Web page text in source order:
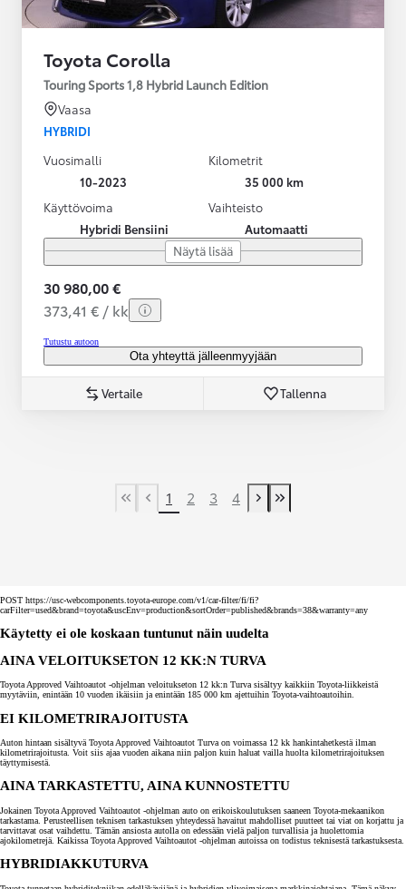
Toyota Corolla
Touring Sports 1,8 Hybrid Launch Edition
Vaasa
HYBRIDI
Vuosimalli
10-2023
Kilometrit
35 000 km
Käyttövoima
Hybridi Bensiini
Vaihteisto
Automaatti
Näytä lisää
30 980,00 €
373,41 € / kk
Tutustu autoon
Ota yhteyttä jälleenmyyjään
Vertaile Tallenna
First Page
Previous page
1 2 3 4
Next page
Last Page
POST https://usc-webcomponents.toyota-europe.com/v1/car-filter/fi/fi?
carFilter=used&brand=toyota&uscEnv=production&sortOrder=published&brands=38&warranty=any
Käytetty ei ole koskaan tuntunut näin uudelta
AINA VELOITUKSETON 12 KK:N TURVA
Toyota Approved Vaihtoautot -ohjelman veloitukseton 12 kk:n Turva sisältyy kaikkiin Toyota-liikkeistä
myytäviin, enintään 10 vuoden ikäisiin ja enintään 185 000 km ajettuihin Toyota-vaihtoautoihin.
EI KILOMETRIRAJOITUSTA
Auton hintaan sisältyvä Toyota Approved Vaihtoautot Turva on voimassa 12 kk hankintahetkestä ilman
kilometrirajoitusta. Voit siis ajaa vuoden aikana niin paljon kuin haluat vailla huolta kilometrirajoituksen
täyttymisestä.
AINA TARKASTETTU, AINA KUNNOSTETTU
Jokainen Toyota Approved Vaihtoautot -ohjelman auto on erikoiskoulutuksen saaneen Toyota-mekaanikon
tarkastama. Perusteellisen teknisen tarkastuksen yhteydessä havaitut mahdolliset puutteet tai viat on korjattu ja
tarvittavat osat vaihdettu. Tämän ansiosta autolla on edessään vielä paljon turvallisia ja huolettomia
ajokilometrejä. Kaikissa Toyota Approved Vaihtoautot -ohjelman autoissa on todistus teknisestä tarkastuksesta.
HYBRIDIAKKUTURVA